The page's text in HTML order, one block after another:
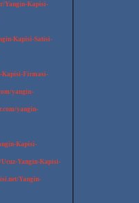
Yangin-Kapisi-
Kapisi-Satisi-
Kapisi-Firmasi-
yangin-
yangin-
Kapisi-
Yangin-Kapisi-
Yangin-